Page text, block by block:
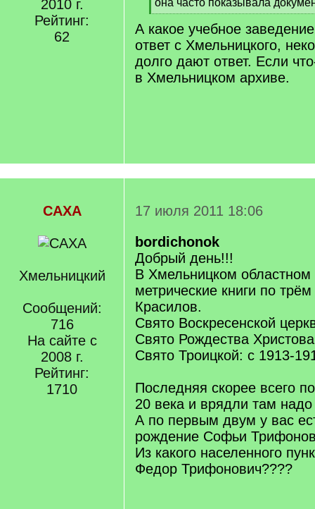
2010 г.
Рейтинг:
62
она часто показывала
[
/
q
]
А какое учебное
ответ с Хмельницкого,
долго дают ответ. Если
в Хмельницком архиве.
САХА
Хмельницкий
Сообщений:
716
На сайте с
2008 г.
Рейтинг:
1710
17 июля 2011 18:06
bordichonok
Добрый день!!!
В Хмельницком
метрические книги по
Красилов.
Свято Воскресенской
Свято Рождества
Свято Троицкой: с 1913-
Последняя скорее всего
20 века и врядли там надо
А по первым двум у вас
рождение Софьи
Из какого населенного
Федор Трифонович????